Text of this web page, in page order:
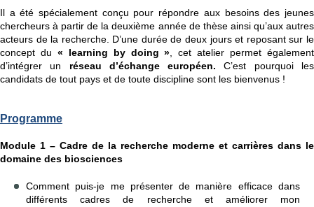
Il a été spécialement conçu pour répondre aux besoins des jeunes
chercheurs à partir de la deuxième année de thèse ainsi qu’aux autres
acteurs de la recherche. D’une durée de deux jours et reposant sur le
concept du « learning by doing » , cet atelier permet également
d’intégrer un réseau d’échange européen. C’est pourquoi les
candidats de tout pays et de toute discipline sont les bienvenus !
Programme
Module 1 – Cadre de la recherche moderne et carrières dans le
domaine des biosciences
Comment puis-je me présenter de manière efficace dans
différents cadres de recherche et améliorer mon